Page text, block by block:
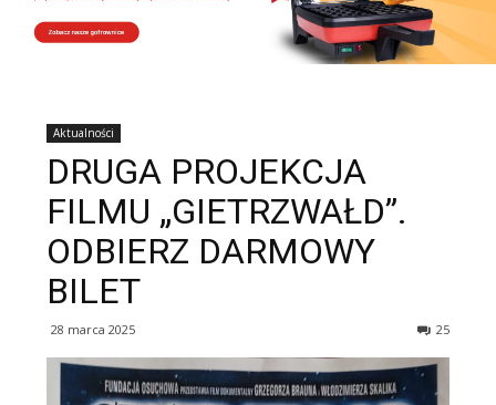
Aktualności
DRUGA PROJEKCJA
FILMU „GIETRZWAŁD”.
ODBIERZ DARMOWY
BILET
28 marca 2025 25